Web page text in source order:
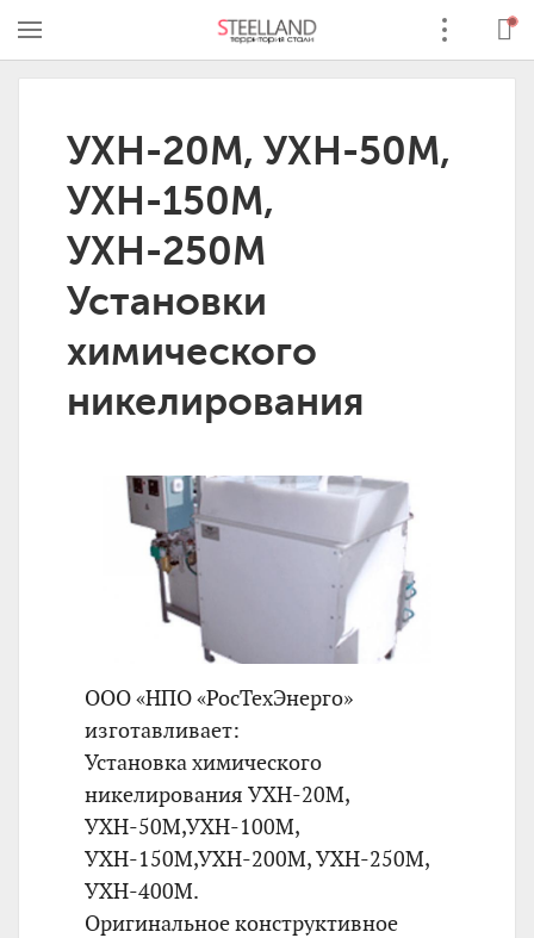
УХН-20М, УХН-50М,
УХН-150М,
УХН-250М
Установки
химического
никелирования
ООО «НПО «РосТехЭнерго»
изготавливает:
Установка химического
никелирования УХН-20М,
УХН-50М,УХН-100М,
УХН-150М,УХН-200М, УХН-250М,
УХН-400М.
Оригинальное конструктивное